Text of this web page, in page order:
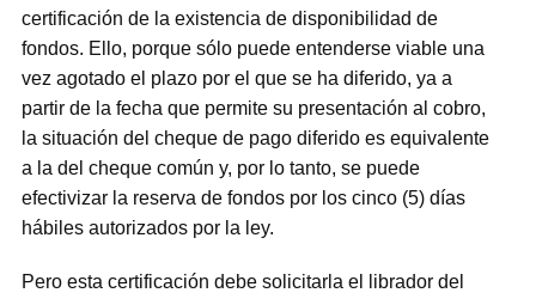
certificación de la existencia de disponibilidad de
fondos. Ello, porque sólo puede entenderse viable una
vez agotado el plazo por el que se ha diferido, ya a
partir de la fecha que permite su presentación al cobro,
la situación del cheque de pago diferido es equivalente
a la del cheque común y, por lo tanto, se puede
efectivizar la reserva de fondos por los cinco (5) días
hábiles autorizados por la ley.
Pero esta certificación debe solicitarla el librador del